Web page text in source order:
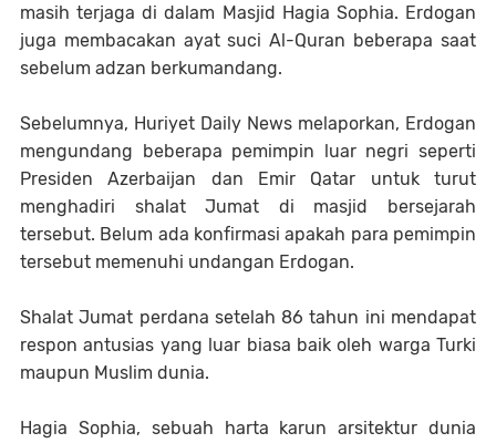
masih terjaga di dalam Masjid Hagia Sophia. Erdogan
juga membacakan ayat suci Al-Quran beberapa saat
sebelum adzan berkumandang.
Sebelumnya, Huriyet Daily News melaporkan, Erdogan
mengundang beberapa pemimpin luar negri seperti
Presiden Azerbaijan dan Emir Qatar untuk turut
menghadiri shalat Jumat di masjid bersejarah
tersebut. Belum ada konfirmasi apakah para pemimpin
tersebut memenuhi undangan Erdogan.
Shalat Jumat perdana setelah 86 tahun ini mendapat
respon antusias yang luar biasa baik oleh warga Turki
maupun Muslim dunia.
Hagia Sophia, sebuah harta karun arsitektur dunia